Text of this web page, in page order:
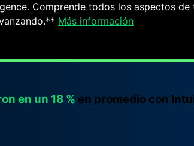
Más
Comprende todos los aspectos
Más información
en un 18 % en promedio con